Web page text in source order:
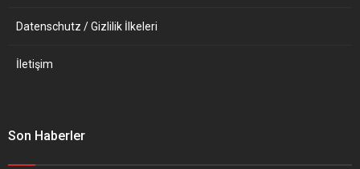
Datenschutz / Gizlilik İlkeleri
İletişim
Son Haberler